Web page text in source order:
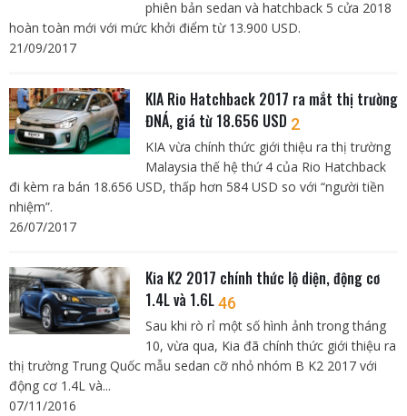
phiên bản sedan và hatchback 5 cửa 2018
hoàn toàn mới với mức khởi điểm từ 13.900 USD.
21/09/2017
KIA Rio Hatchback 2017 ra mắt thị trường
ĐNÁ, giá từ 18.656 USD 2
KIA vừa chính thức giới thiệu ra thị trường
Malaysia thế hệ thứ 4 của Rio Hatchback
đi kèm ra bán 18.656 USD, thấp hơn 584 USD so với “người tiền
nhiệm”.
26/07/2017
Kia K2 2017 chính thức lộ diện, động cơ
1.4L và 1.6L46
Sau khi rò rỉ một số hình ảnh trong tháng
10, vừa qua, Kia đã chính thức giới thiệu ra
thị trường Trung Quốc mẫu sedan cỡ nhỏ nhóm B K2 2017 với
động cơ 1.4L và...
07/11/2016